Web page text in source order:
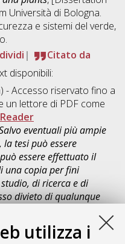
utilizza i
Università di Bologna.
e sistemi del verde,
Citato da
disponibili:
- Accesso riservato fino a
un lettore di PDF come
eventuali più ampie
tesi può essere
essere effettuato il
una copia per fini
di ricerca e di
divieto di qualunque
è riservato
l'autore